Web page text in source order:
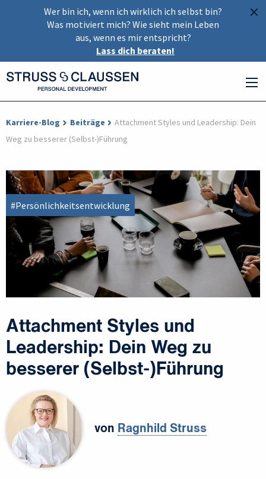
×
Wer bin ich, wenn ich wirklich ich selbst bin?
Was motiviert mich? Wie sieht mein Leben
aus, wenn es mir entspricht?
Lass dich beraten!
Karriere-Blog Beiträge
Attachment Styles und Leadership: Dein
Weg zu besserer (Selbst-)Führung
#Persönlichkeitsentwicklung
Attachment Styles und
Leadership: Dein Weg zu
besserer (Selbst-)Führung
von Ragnhild Struss